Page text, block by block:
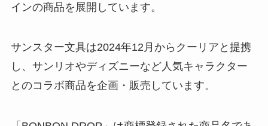
インの商品を展開しています。
サンスター文具は2024年12月からクーリアと提携
し、サンリオやディズニーなど人気キャラクター
とのコラボ商品を企画・販売しています。